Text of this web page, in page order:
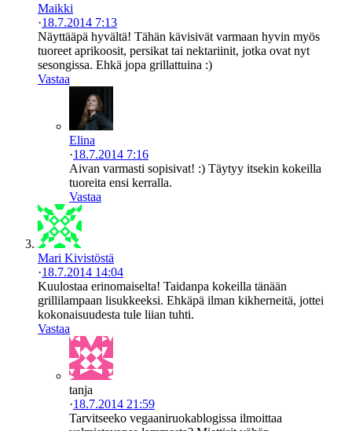
Maikki
·18.7.2014 7:13
Näyttääpä hyvältä! Tähän kävisivät varmaan hyvin myös
tuoreet aprikoosit, persikat tai nektariinit, jotka ovat nyt
sesongissa. Ehkä jopa grillattuina :)
Vastaa
Elina
·18.7.2014 7:16
Aivan varmasti sopisivat! :) Täytyy itsekin kokeilla
tuoreita ensi kerralla.
Vastaa
Mari Kivistöstä
·18.7.2014 14:04
Kuulostaa erinomaiselta! Taidanpa kokeilla tänään
grillilampaan lisukkeeksi. Ehkäpä ilman kikherneitä, jottei
kokonaisuudesta tule liian tuhti.
Vastaa
tanja
·18.7.2014 21:59
Tarvitseeko vegaaniruokablogissa ilmoittaa